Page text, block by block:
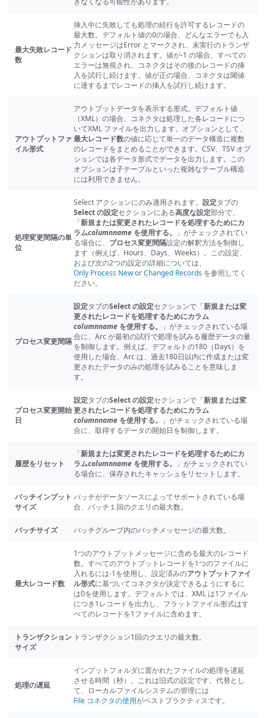
最大失敗レコード
数
挿入中に失敗しても処理の続行を許可するレコードの
最大数。デフォルト値の0の場合、どんなエラーでも入
力メッセージはError とマークされ、未実行のトランザ
クションは取り消されます。値が-1 の場合、すべての
エラーは無視され、コネクタはその後のレコードの挿
入を試行し続けます。値が正の場合、コネクタは閾値
に達するまでレコードの挿入を試行し続けます。
アウトプットファ
イル形式
アウトプットデータを表示する形式。デフォルト値
（XML）の場合、コネクタは処理した各レコードにつ
いてXML ファイルを出力します。オプションとして、
最大レコード数の値に応じて単一のデータ構造に複数
のレコードをまとめることができます。CSV、TSV オプ
ションでは各データ形式でデータを出力します。この
オプションは子テーブルといった複雑なテーブル構造
には利用できません。
処理変更間隔の単
位
Select アクションにのみ適用されます。 設定タブの
Select の設定セクションにある高度な設定部分で、
「新規または変更されたレコードを処理するためにカ
ラムcolumnname を使用する。
」がチェックされてい
る場合に、 プロセス変更間隔設定の解釈方法を制御し
ます（例えば、Hours、Days、Weeks）。この設定、
および次の2つの設定の詳細については、
Only Process New or Changed Records を参照してく
ださい。
プロセス変更間隔
設定タブのSelect の設定セクションで「新規または変
更されたレコードを処理するためにカラム
columnname を使用する。
」がチェックされている場
合に、Arc が最初の試行で処理を試みる履歴データの量
を制御します。例えば、デフォルトの180（Days）を
使用した場合、Arc は、過去180日以内に作成または変
更されたデータのみの処理を試みることを意味しま
す。
プロセス変更開始
日
設定タブのSelect の設定セクションで「新規または変
更されたレコードを処理するためにカラム
columnname を使用する。
」がチェックされている場
合に、取得するデータの開始日を制御します。
履歴をリセット
「新規または変更されたレコードを処理するためにカ
ラムcolumnname を使用する。
」がチェックされてい
る場合に、保存されたキャッシュをリセットします。
バッチインプット
サイズ
バッチがデータソースによってサポートされている場
合、バッチ１回のクエリの最大数。
バッチサイズ バッチグループ内のバッチメッセージの最大数。
最大レコード数
1つのアウトプットメッセージに含める最大のレコード
数。すべてのアウトプットレコードを1つのファイルに
入れるには-1を使用し、設定済みのアウトプットファイ
ル形式に基づいてコネクタが決定できるようにするに
は0を使用します。デフォルトでは、XML は1ファイル
につき1レコードを出力し、フラットファイル形式はす
べてのレコードを1ファイルに含めます。
トランザクション
サイズ
トランザクション1回のクエリの最大数。
処理の遅延
インプットフォルダに置かれたファイルの処理を遅延
させる時間（秒）。これは旧式の設定です。代替とし
て、ローカルファイルシステムの管理には
File コネクタの使用がベストプラクティスです。